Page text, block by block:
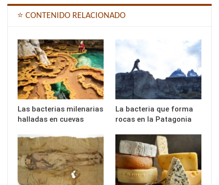
⭐ CONTENIDO RELACIONADO
Las bacterias milenarias
halladas en cuevas
La bacteria que forma
rocas en la Patagonia